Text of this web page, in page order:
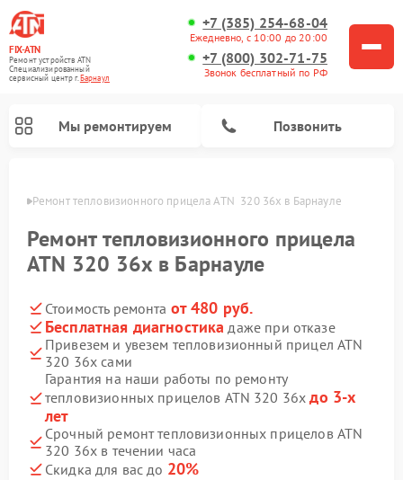
FIX-ATN
Ремонт устройств ATN
Специализированный
cервисный центр г.Барнаул
+7 (385) 254-68-04
Ежедневно, с 10:00 до 20:00
+7 (800) 302-71-75
Звонок бесплатный по РФ
Мы ремонтируем Позвонить
Ремонт тепловизионного прицела ATN  320 36x в Барнауле
Ремонт тепловизионного прицела
ATN 320 36x в Барнауле
Стоимость ремонта от 480 руб.
Бесплатная диагностика даже при отказе
Привезем и увезем тепловизионный прицел ATN
320 36x сами
Гарантия на наши работы по ремонту
тепловизионных прицелов ATN 320 36xдо 3-х
лет
Срочный ремонт тепловизионных прицелов ATN
320 36x в течении часа
Скидка для вас до 20%